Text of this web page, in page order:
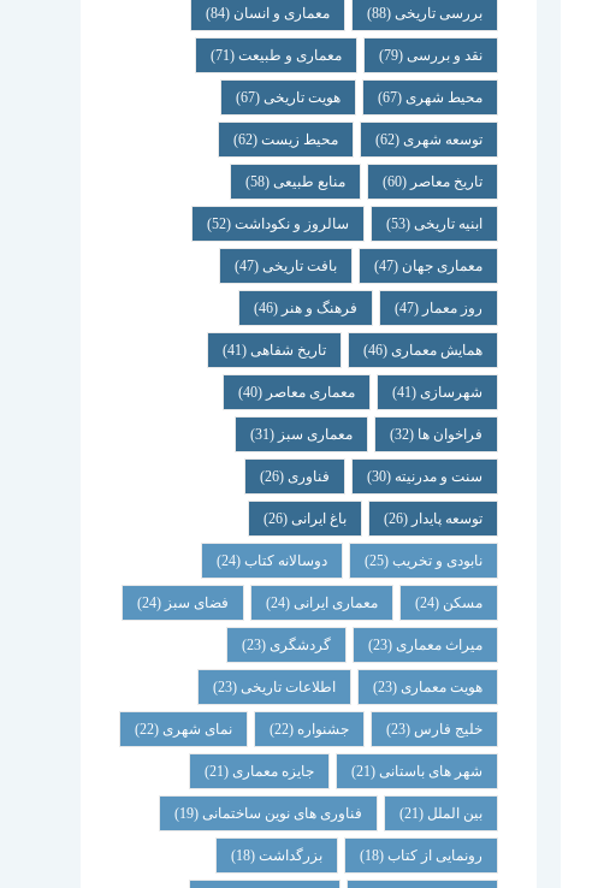
بررسی تاریخی(88) معماری و انسان (84)
نقد و بررسی(79) معماری و طبیعت(71)
محیط شهری(67) هویت تاریخی(67)
توسعه شهری(62) محیط زیست(62)
تاریخ معاصر (60) منابع طبیعی(58)
ابنیه تاریخی(53) سالروز و نکوداشت(52)
معماری جهان (47) بافت تاریخی(47)
روز معمار (47) فرهنگ و هنر (46)
همایش معماری(46) تاریخ شفاهی(41)
شهرسازی(41) معماری معاصر (40)
فراخوان ها (32) معماری سبز (31)
سنت و مدرنیته (30) فناوری(26)
توسعه پایدار (26) باغ ایرانی(26)
نابودی و تخریب(25) دوسالانه کتاب(24)
مسکن (24) معماری ایرانی(24) فضای سبز (24)
میراث معماری(23) گردشگری(23)
هویت معماری(23) اطلاعات تاریخی(23)
خلیج فارس (23) جشنواره (22) نمای شهری(22)
شهر های باستانی(21) جایزه معماری(21)
بین الملل (21) فناوری های نوین ساختمانی(19)
رونمایی از کتاب(18) بزرگداشت(18)